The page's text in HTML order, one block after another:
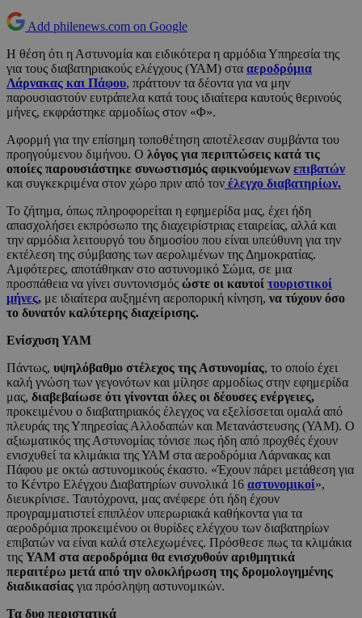
Add philenews.com on Google
Η θέση ότι η Αστυνομία και ειδικότερα η αρμόδια Υπηρεσία της
για τους διαβατηριακούς ελέγχους (ΥΑΜ) στα αεροδρόμια
Λάρνακας και Πάφου, πράττουν τα δέοντα για να μην
παρουσιαστούν ευτράπελα κατά τους ιδιαίτερα καυτούς θερινούς
μήνες, εκφράστηκε αρμοδίως στον «Φ».
Αφορμή για την επίσημη τοποθέτηση αποτέλεσαν συμβάντα του
προηγούμενου διμήνου. Ο λόγος για περιπτώσεις κατά τις
οποίες παρουσιάστηκε συνωστισμός αφικνούμενων επιβατών
και συγκεκριμένα στον χώρο πριν από τον έλεγχο διαβατηρίων.
Το ζήτημα, όπως πληροφορείται η εφημερίδα μας, έχει ήδη
απασχολήσει εκπρόσωπο της διαχειρίστριας εταιρείας, αλλά και
την αρμόδια λειτουργό του δημοσίου που είναι υπεύθυνη για την
εκτέλεση της σύμβασης των αερολιμένων της Δημοκρατίας.
Αμφότερες, αποτάθηκαν στο αστυνομικό Σώμα, σε μια
προσπάθεια να γίνει συντονισμός ώστε οι καυτοί τουριστικοί
μήνες, με ιδιαίτερα αυξημένη αεροπορική κίνηση, να τύχουν όσο
το δυνατόν καλύτερης διαχείρισης.
Ενίσχυση ΥΑΜ
Πάντως, υψηλόβαθμο στέλεχος της Αστυνομίας, το οποίο έχει
καλή γνώση των γεγονότων και μίλησε αρμοδίως στην εφημερίδα
μας, διαβεβαίωσε ότι γίνονται όλες οι δέουσες ενέργειες,
προκειμένου ο διαβατηριακός έλεγχος να εξελίσσεται ομαλά από
πλευράς της Υπηρεσίας Αλλοδαπών και Μετανάστευσης (ΥΑΜ). Ο
αξιωματικός της Αστυνομίας τόνισε πως ήδη από προχθές έχουν
ενισχυθεί τα κλιμάκια της ΥΑΜ στα αεροδρόμια Λάρνακας και
Πάφου με οκτώ αστυνομικούς έκαστο. «Έχουν πάρει μετάθεση για
το Κέντρο Ελέγχου Διαβατηρίων συνολικά 16 αστυνομικοί»,
διευκρίνισε. Ταυτόχρονα, μας ανέφερε ότι ήδη έχουν
προγραμματιστεί επιπλέον υπερωριακά καθήκοντα για τα
αεροδρόμια προκειμένου οι θυρίδες ελέγχου των διαβατηρίων
επιβατών να είναι καλά στελεχωμένες. Πρόσθεσε πως τα κλιμάκια
της ΥΑΜ στα αεροδρόμια θα ενισχυθούν αριθμητικά
περαιτέρω μετά από την ολοκλήρωση της δρομολογημένης
διαδικασίας για πρόσληψη αστυνομικών.
Τα δυο περιστατικά